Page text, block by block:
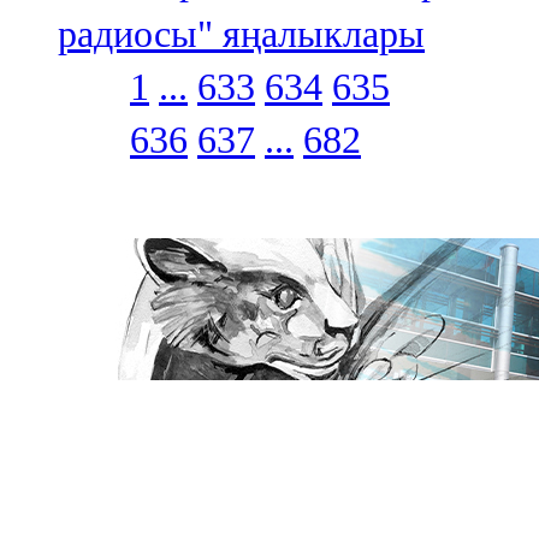
радиосы" яңалыклары
1 ... 633 634 635
636 637 ... 682